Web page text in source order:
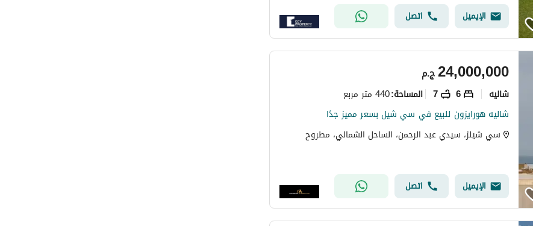
الإيميل اتصل
ج.م24,000,000
شاليه 6
7 المساحة:440 متر مربع
شاليه هورايزون للبيع في سي شيل بسعر مميز جدًا
سي شيلز، سيدي عبد الرحمن، الساحل الشمالي، مطروح
الإيميل اتصل